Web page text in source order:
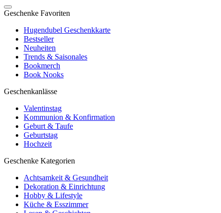
Geschenke Favoriten
Hugendubel Geschenkkarte
Bestseller
Neuheiten
Trends & Saisonales
Bookmerch
Book Nooks
Geschenkanlässe
Valentinstag
Kommunion & Konfirmation
Geburt & Taufe
Geburtstag
Hochzeit
Geschenke Kategorien
Achtsamkeit & Gesundheit
Dekoration & Einrichtung
Hobby & Lifestyle
Küche & Esszimmer